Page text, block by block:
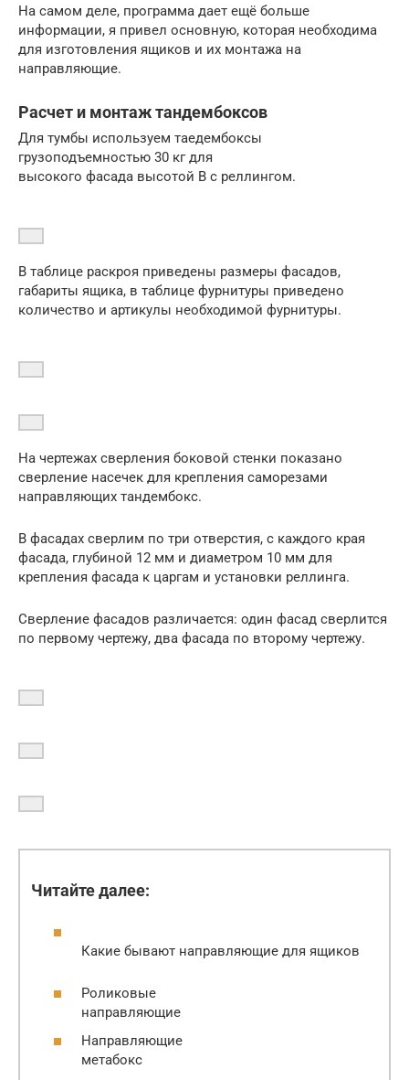
На самом деле, программа дает ещё больше
информации, я привел основную, которая необходима
для изготовления ящиков и их монтажа на
направляющие.
Расчет и монтаж тандембоксов
Для тумбы используем таедембоксы
грузоподъемностью 30 кг для
высокого фасада высотой В с реллингом.
В таблице раскроя приведены размеры фасадов,
габариты ящика, в таблице фурнитуры приведено
количество и артикулы необходимой фурнитуры.
На чертежах сверления боковой стенки показано
сверление насечек для крепления саморезами
направляющих тандембокс.
В фасадах сверлим по три отверстия, с каждого края
фасада, глубиной 12 мм и диаметром 10 мм для
крепления фасада к царгам и установки реллинга.
Сверление фасадов различается: один фасад сверлится
по первому чертежу, два фасада по второму чертежу.
Читайте далее:
Какие бывают направляющие для ящиков
Роликовые
направляющие
Направляющие
метабокс